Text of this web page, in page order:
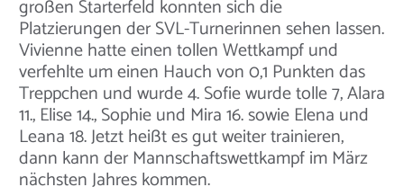
großen Starterfeld konnten sich die
Platzierungen der SVL-Turnerinnen sehen lassen.
Vivienne hatte einen tollen Wettkampf und
verfehlte um einen Hauch von 0,1 Punkten das
Treppchen und wurde 4. Sofie wurde tolle 7, Alara
11., Elise 14., Sophie und Mira 16. sowie Elena und
Leana 18. Jetzt heißt es gut weiter trainieren,
dann kann der Mannschaftswettkampf im März
nächsten Jahres kommen.